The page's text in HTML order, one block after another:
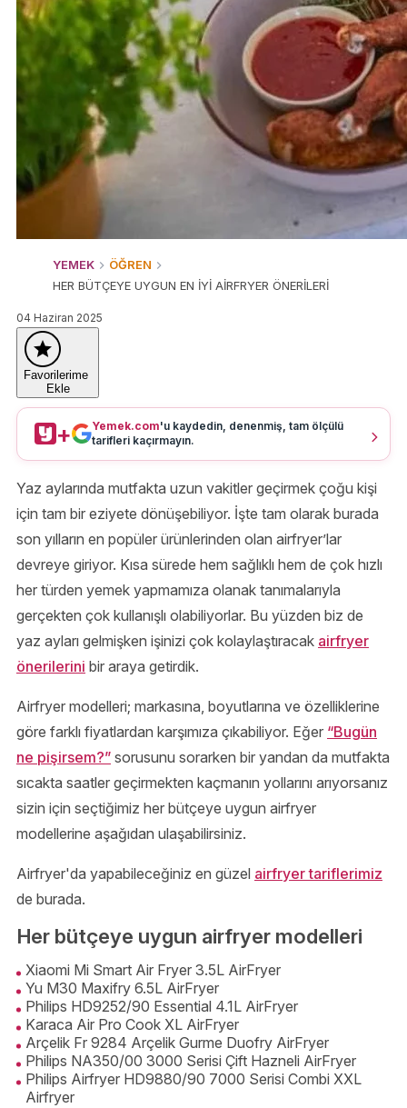
YEMEK
ÖĞREN
HER BÜTÇEYE UYGUN EN İYİ AİRFRYER ÖNERİLERİ
04 Haziran 2025
Favorilerime
Ekle
+ Yemek.com'u kaydedin, denenmiş, tam ölçülü
tarifleri kaçırmayın.
Yaz aylarında mutfakta uzun vakitler geçirmek çoğu kişi
için tam bir eziyete dönüşebiliyor. İşte tam olarak burada
son yılların en popüler ürünlerinden olan airfryer’lar
devreye giriyor. Kısa sürede hem sağlıklı hem de çok hızlı
her türden yemek yapmamıza olanak tanımalarıyla
gerçekten çok kullanışlı olabiliyorlar. Bu yüzden biz de
yaz ayları gelmişken işinizi çok kolaylaştıracak airfryer
önerilerini bir araya getirdik.
Airfryer modelleri; markasına, boyutlarına ve özelliklerine
göre farklı fiyatlardan karşımıza çıkabiliyor. Eğer “Bugün
ne pişirsem?” sorusunu sorarken bir yandan da mutfakta
sıcakta saatler geçirmekten kaçmanın yollarını arıyorsanız
sizin için seçtiğimiz her bütçeye uygun airfryer
modellerine aşağıdan ulaşabilirsiniz.
Airfryer'da yapabileceğiniz en güzel airfryer tariflerimiz
de burada.
Her bütçeye uygun airfryer modelleri
Xiaomi Mi Smart Air Fryer 3.5L AirFryer
Yu M30 Maxifry 6.5L AirFryer
Philips HD9252/90 Essential 4.1L AirFryer
Karaca Air Pro Cook XL AirFryer
Arçelik Fr 9284 Arçelik Gurme Duofry AirFryer
Philips NA350/00 3000 Serisi Çift Hazneli AirFryer
Philips Airfryer HD9880/90 7000 Serisi Combi XXL
Airfryer